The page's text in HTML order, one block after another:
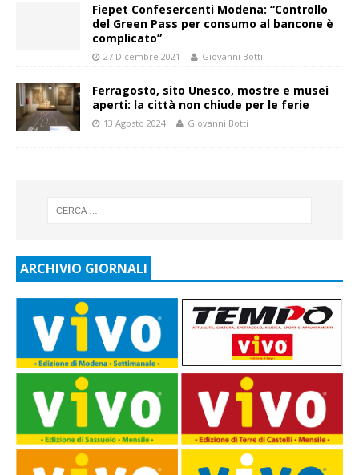
Fiepet Confesercenti Modena: “Controllo
del Green Pass per consumo al bancone è
complicato”
27 Dicembre 2021 Giovanni Botti
Ferragosto, sito Unesco, mostre e musei
aperti: la città non chiude per le ferie
13 Agosto 2024 Giovanni Botti
ARCHIVIO GIORNALI